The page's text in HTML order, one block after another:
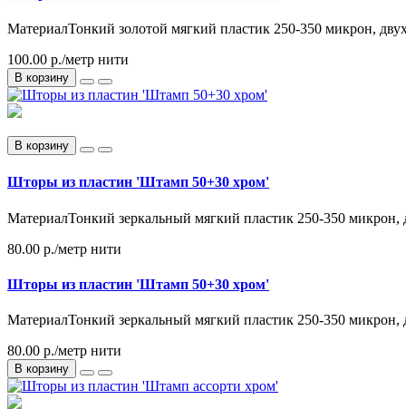
МатериалТонкий золотой мягкий пластик 250-350 микрон,
100.00 р./метр нити
В корзину
В корзину
Шторы из пластин 'Штамп 50+30 хром'
МатериалТонкий зеркальный мягкий пластик 250-350
80.00 р./метр нити
Шторы из пластин 'Штамп 50+30 хром'
МатериалТонкий зеркальный мягкий пластик 250-350
80.00 р./метр нити
В корзину